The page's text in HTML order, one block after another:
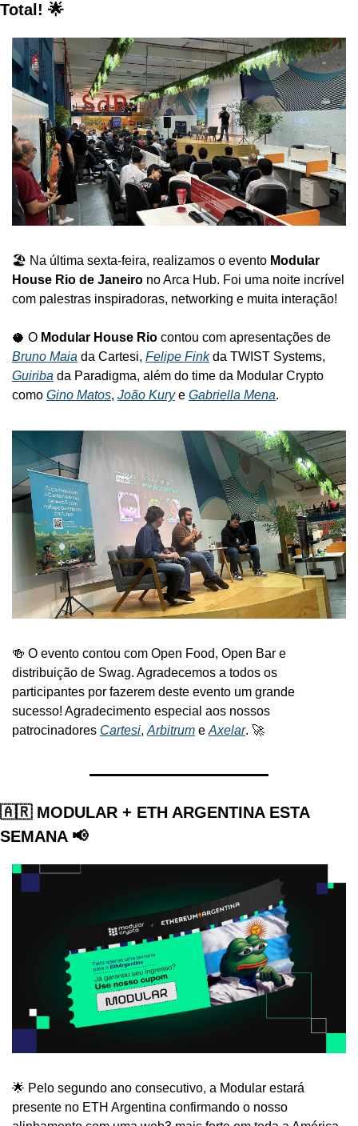
Total! 🌟
🏖️ Na última sexta-feira, realizamos o evento Modular
House Rio de Janeiro no Arca Hub. Foi uma noite incrível
com palestras inspiradoras, networking e muita interação!
🥥 O Modular House Rio
Bruno Maia da Cartesi, Felipe Fink
Guiriba da Paradigma, além do time da Modular Crypto
como Gino Matos, João Kury e Gabriella Mena.
🍻 O evento contou com Open Food, Open Bar e
distribuição de Swag. Agradecemos a todos os
participantes por fazerem deste evento um grande
sucesso! Agradecimento especial aos nossos
patrocinadores Cartesi, Arbitrum e Axelar. 🚀
🇦🇷 MODULAR + ETH ARGENTINA ESTA
SEMANA 📢
🌟 Pelo segundo ano consecutivo, a Modular estará
presente no ETH Argentina confirmando o nosso